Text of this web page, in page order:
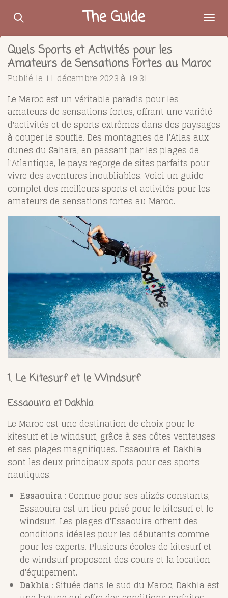
Passer
contenu
principal
The Guide
Quels Sports et Activités pour les
Amateurs de Sensations Fortes au Maroc
Publié le 11 décembre 2023 à 19:31
Le Maroc est un véritable paradis pour les
amateurs de sensations fortes, offrant une variété
d'activités et de sports extrêmes dans des paysages
à couper le souffle. Des montagnes de l'Atlas aux
dunes du Sahara, en passant par les plages de
l'Atlantique, le pays regorge de sites parfaits pour
vivre des aventures inoubliables. Voici un guide
complet des meilleurs sports et activités pour les
amateurs de sensations fortes au Maroc.
1. Le Kitesurf et le Windsurf
Essaouira et Dakhla
Le Maroc est une destination de choix pour le
kitesurf et le windsurf, grâce à ses côtes venteuses
et ses plages magnifiques. Essaouira et Dakhla
sont les deux principaux spots pour ces sports
nautiques.
Essaouira : Connue pour ses alizés constants,
Essaouira est un lieu prisé pour le kitesurf et le
windsurf. Les plages d'Essaouira offrent des
conditions idéales pour les débutants comme
pour les experts. Plusieurs écoles de kitesurf et
de windsurf proposent des cours et la location
d'équipement.
Dakhla : Située dans le sud du Maroc, Dakhla est